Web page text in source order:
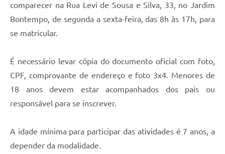
comparecer na Rua Levi de Sousa e Silva, 33, no Jardim
Bontempo, de segunda a sexta-feira, das 8h às 17h, para
se matricular.
É necessário levar cópia do documento oficial com foto,
CPF, comprovante de endereço e foto 3x4. Menores de
18 anos devem estar acompanhados dos pais ou
responsável para se inscrever.
A idade mínima para participar das atividades é 7 anos, a
depender da modalidade.